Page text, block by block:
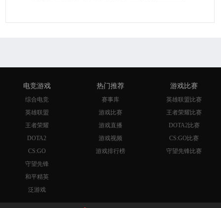
电竞游戏
综合电竞
英雄联盟
王者荣耀
DOTA2
CS:GO
守望先锋
和平精英
泛游戏
热门推荐
赛事库
游戏比赛
游戏直播
游戏视频
游戏排行榜
游戏比赛
英雄联盟比赛
王者荣耀比赛
DOTA2比赛
CS:GO比赛
守望先锋比赛